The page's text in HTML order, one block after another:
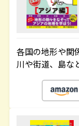
各国の地形や関
川や街道、島な